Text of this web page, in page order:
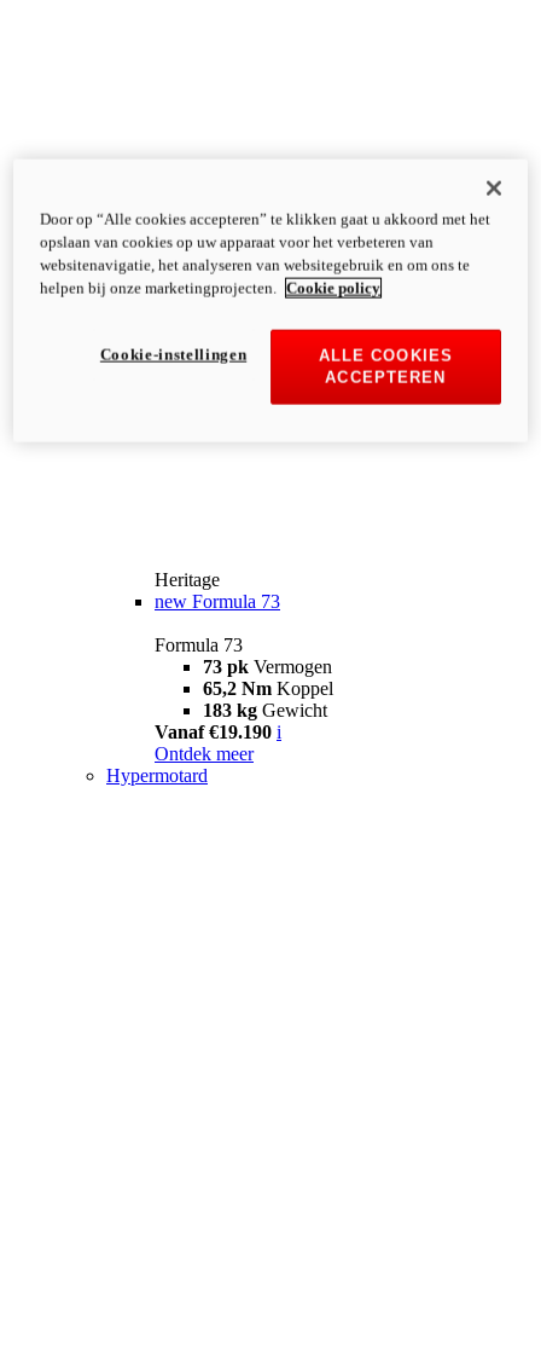
Heritage
new Formula 73
Formula 73
73 pk Vermogen
65,2 Nm Koppel
183 kg Gewicht
Vanaf €19.190 i
Ontdek meer
Hypermotard
Door op “Alle cookies accepteren” te klikken gaat u akkoord met het
opslaan van cookies op uw apparaat voor het verbeteren van
websitenavigatie, het analyseren van websitegebruik en om ons te
helpen bij onze marketingprojecten.
Cookie policy
ALLE COOKIES
ACCEPTEREN
Cookie-instellingen